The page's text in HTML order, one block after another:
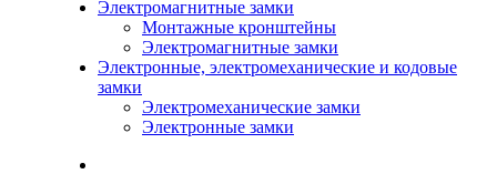
Электромагнитные замки
Монтажные кронштейны
Электромагнитные замки
Электронные, электромеханические и кодовые
замки
Электромеханические замки
Электронные замки